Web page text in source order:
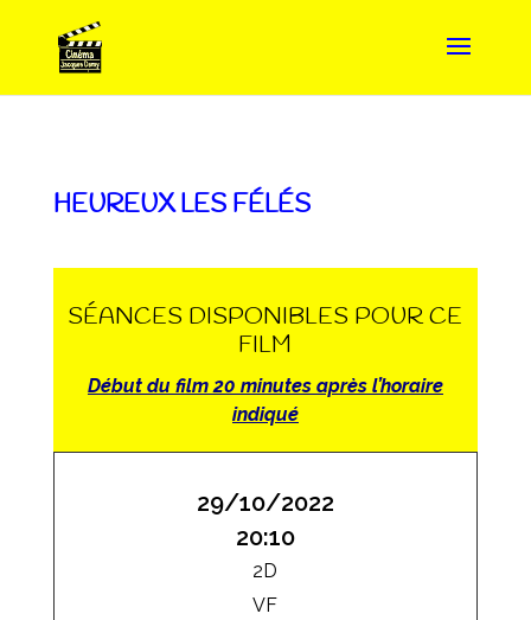
HEUREUX LES FÉLÉS
SÉANCES DISPONIBLES POUR CE
FILM
Début du film 20 minutes après l’horaire
indiqué
29/10/2022
20:10
2D
VF